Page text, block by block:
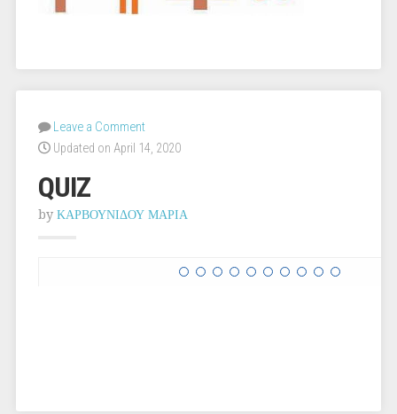
Leave a Comment
Updated on April 14, 2020
QUIZ
by ΚΑΡΒΟΥΝΙΔΟΥ ΜΑΡΙΑ